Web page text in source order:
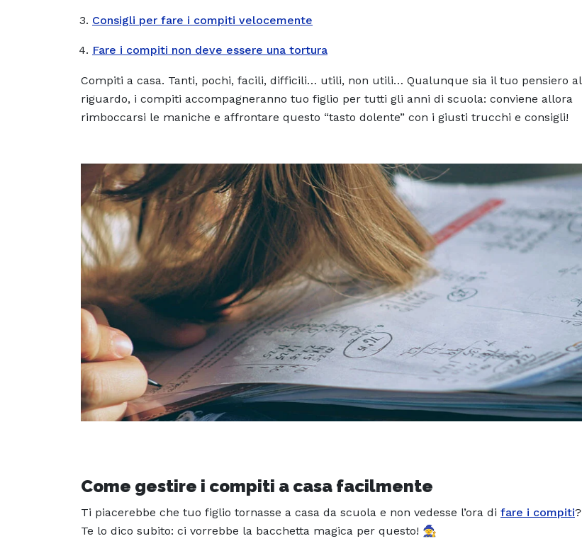
Consigli per fare i compiti velocemente
Fare i compiti non deve essere una tortura
Compiti a casa. Tanti, pochi, facili, difficili… utili, non utili… Qualunque sia il tuo pensiero al
riguardo, i compiti accompagneranno tuo figlio per tutti gli anni di scuola: conviene allora
rimboccarsi le maniche e affrontare questo “tasto dolente” con i giusti trucchi e consigli!
Come gestire i compiti a casa facilmente
Ti piacerebbe che tuo figlio tornasse a casa da scuola e non vedesse l’ora di fare i compiti?
Te lo dico subito: ci vorrebbe la bacchetta magica per questo! 🧙